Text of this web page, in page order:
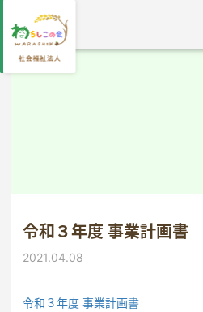
令和３年度 事業計画書
2021.04.08
令和３年度 事業計画書